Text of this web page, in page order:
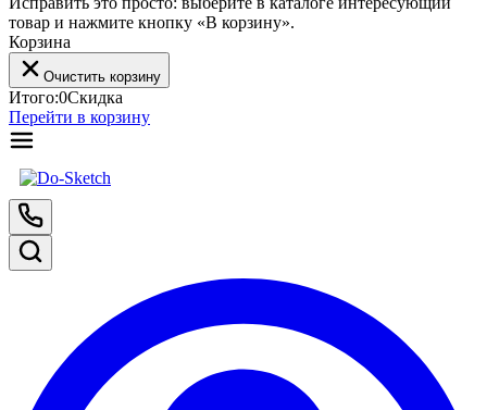
товар и нажмите кнопку «В корзину».
Корзина
Очистить корзину
Итого:0Скидка
Перейти в корзину